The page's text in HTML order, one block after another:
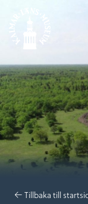
Tillbaka till